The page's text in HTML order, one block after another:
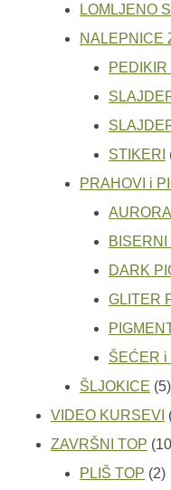
LOMLJENO
NALEPNICE
STIKERI
PRAHOVI i
BISERNI
DARK
GLITER
ŠEĆER i
ŠLJOKICE 55
VIDEO KURSEVI
ZAVRŠNI TOP 10
PLIŠ TOP 22